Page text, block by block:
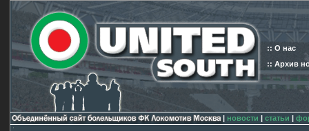
:: О нас
:: Архив
| новости | статьи |